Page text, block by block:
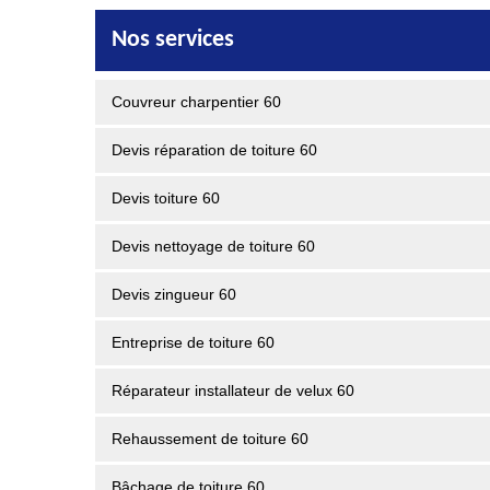
Nos services
Couvreur charpentier 60
Devis réparation de toiture 60
Devis toiture 60
Devis nettoyage de toiture 60
Devis zingueur 60
Entreprise de toiture 60
Réparateur installateur de velux 60
Rehaussement de toiture 60